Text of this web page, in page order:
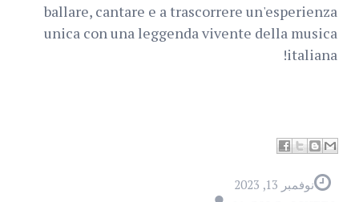
ballare, cantare e a trascorrere un'esperienza
unica con una leggenda vivente della musica
italiana!
نوفمبر 13, 2023